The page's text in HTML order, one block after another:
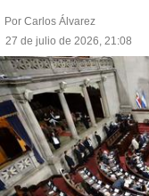
Por Carlos Álvarez
27 de julio de 2026, 21:08